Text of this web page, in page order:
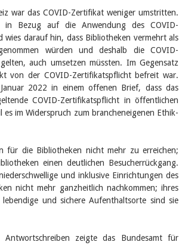
war das COVID-Zertifikat weniger umstritten.
in Bezug auf die Anwendung des COVID-
darauf hin, dass Bibliotheken vermehrt als
würden und deshalb die COVID-
auch umsetzen müssten. Im Gegensatz
von der COVID-Zertifikatspflicht befreit war.
2022 in einem offenen Brief, dass das
COVID-Zertifikatspflicht in öffentlichen
im Widerspruch zum brancheneigenen Ethik-
für die Bibliotheken nicht mehr zu erreichen;
einen deutlichen Besucherrückgang.
und inklusive Einrichtungen des
nicht mehr ganzheitlich nachkommen; ihres
und sichere Aufenthaltsorte sind sie
zeigte das Bundesamt für